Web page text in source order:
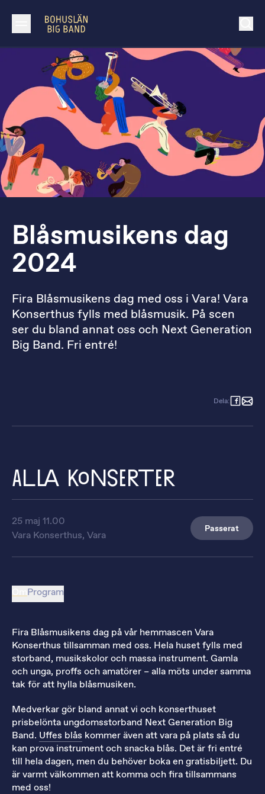
Blåsmusikens dag
2024
Fira Blåsmusikens dag med oss i Vara! Vara
Konserthus fylls med blåsmusik. På scen
ser du bland annat oss och Next Generation
Big Band. Fri entré!
Dela:
Alla konserter
25 maj 11.00
Vara Konserthus, Vara
Passerat
Program
Fira Blåsmusikens dag på vår hemmascen Vara
Konserthus tillsamman med oss. Hela huset fylls med
storband, musikskolor och massa instrument. Gamla
och unga, proffs och amatörer – alla möts under samma
tak för att hylla blåsmusiken.
Medverkar gör bland annat vi och konserthuset
prisbelönta ungdomsstorband Next Generation Big
Band. Uffes blås kommer även att vara på plats så du
kan prova instrument och snacka blås. Det är fri entré
till hela dagen, men du behöver boka en gratisbiljett. Du
är varmt välkommen att komma och fira tillsammans
med oss!